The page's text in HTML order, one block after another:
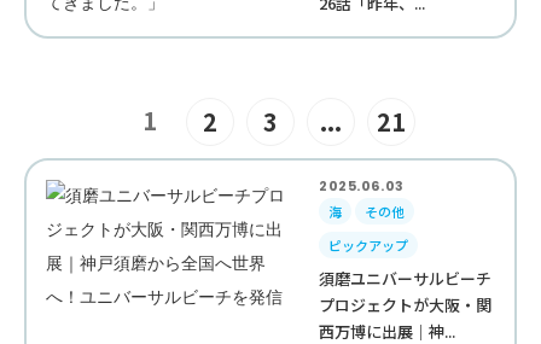
1 2 3 ... 21
2025.06.03
海
その他
ピックアップ
須磨ユニバーサルビーチ
プロジェクトが大阪・関
西万博に出展｜神...